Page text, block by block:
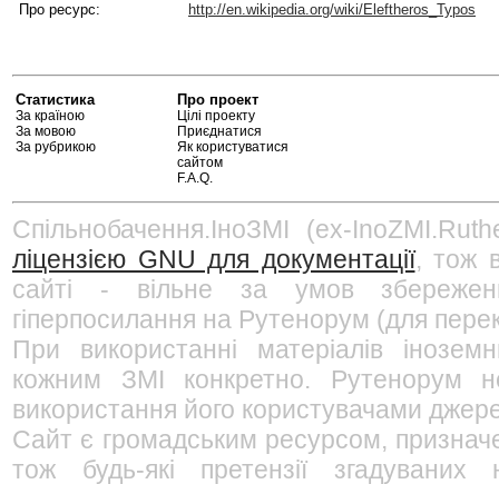
Про ресурс:
http://en.wikipedia.org/wiki/Eleftheros_Typos
Статистика
За країною
За мовою
За рубрикою
Про проект
Цілі проекту
Приєднатися
Як користуватися
сайтом
F.A.Q.
Спільнобачення.ІноЗМІ (ex-
ліцензією GNU для документації, тож
сайті - вільне за умов
гіперпосилання на Рутенорум (для
При використанні матеріалів
кожним ЗМІ конкретно. Рутенорум
використання його користувачами
Сайт є громадським ресурсом,
тож будь-які претензії